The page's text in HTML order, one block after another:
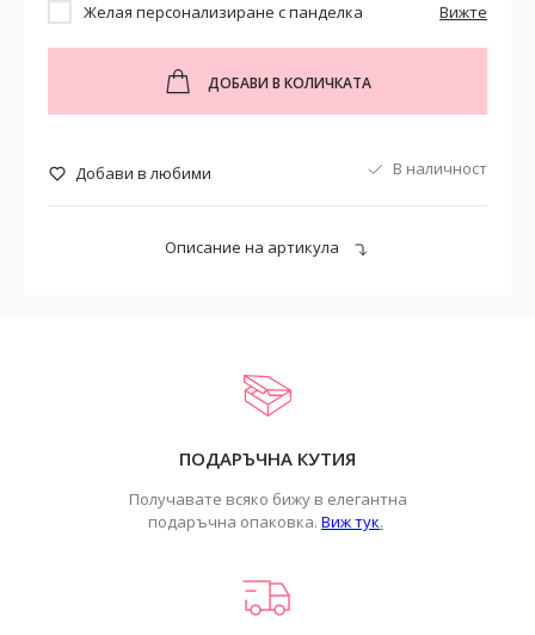
Желая персонализиране с панделка Вижте
ДОБАВИ В КОЛИЧКАТА
Добави в любими В наличност
Описание на артикула
ПОДАРЪЧНА КУТИЯ
Получавате всяко бижу в елегантна
подаръчна опаковка. Виж тук.